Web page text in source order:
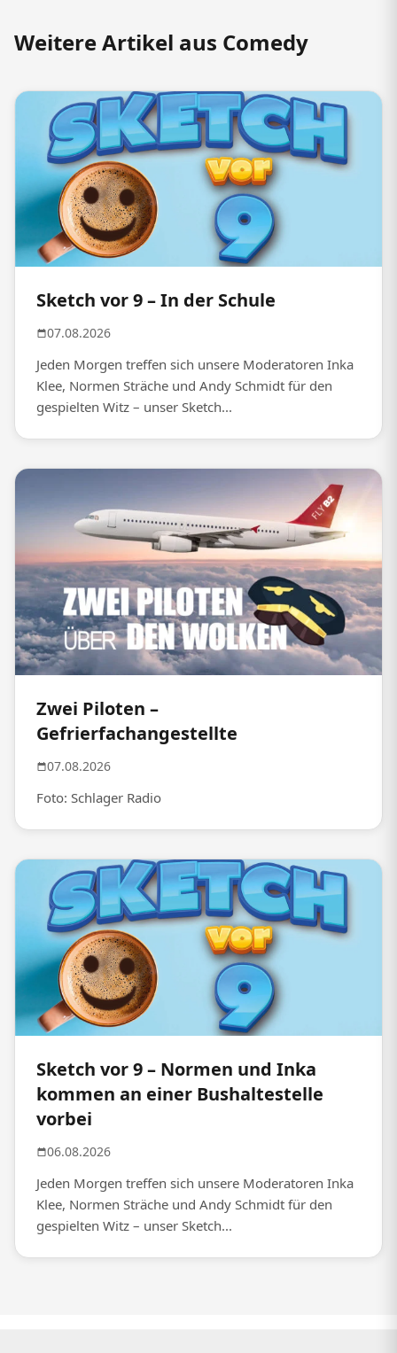
Weitere Artikel aus Comedy
Sketch vor 9 – In der Schule
07.08.2026
Jeden Morgen treffen sich unsere Moderatoren Inka
Klee, Normen Sträche und Andy Schmidt für den
gespielten Witz – unser Sketch...
Zwei Piloten –
Gefrierfachangestellte
07.08.2026
Foto: Schlager Radio
Sketch vor 9 – Normen und Inka
kommen an einer Bushaltestelle
vorbei
06.08.2026
Jeden Morgen treffen sich unsere Moderatoren Inka
Klee, Normen Sträche und Andy Schmidt für den
gespielten Witz – unser Sketch...